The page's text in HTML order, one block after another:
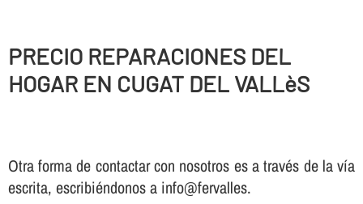
PRECIO REPARACIONES DEL
HOGAR EN CUGAT DEL VALLèS
Otra forma de contactar con nosotros es a través de la vía
escrita, escribiéndonos a info@fervalles.